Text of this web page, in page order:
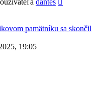
pamätníku sa skončil
19:05